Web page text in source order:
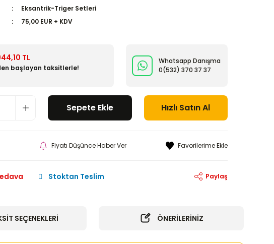
Eksantrik-Triger Setleri
75,00 EUR + KDV
TL
başlayan taksitlerle!
Whatsapp Danışma
0(532) 370 37 37
Sepete Ekle Hızlı Satın Al
Fiyatı Düşünce Haber Ver
Stoktan Teslim Paylaş
SEÇENEKLERİ ÖNERİLERİNİZ